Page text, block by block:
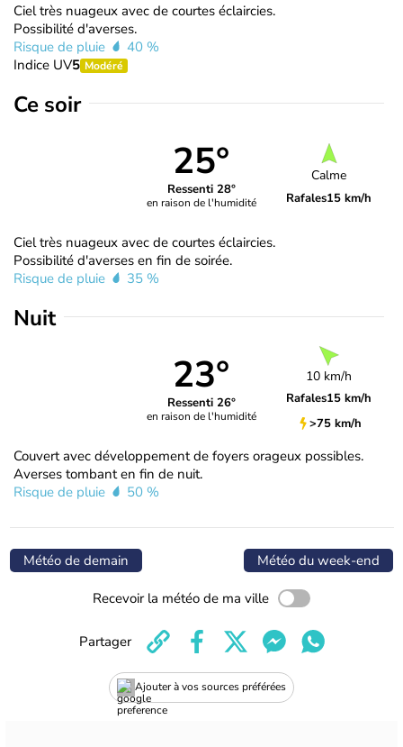
Ciel très nuageux avec de courtes éclaircies.
Possibilité d'averses.
Risque de pluie
40 %
Indice UV5 Modéré
Ce soir
25°
Ressenti 28°
en raison de l'humidité
Calme
Rafales15 km/h
Ciel très nuageux avec de courtes éclaircies.
Possibilité d'averses en fin de soirée.
Risque de pluie
35 %
Nuit
23°
Ressenti 26°
en raison de l'humidité
10 km/h
Rafales15 km/h
>75 km/h
Couvert avec développement de foyers orageux possibles.
Averses tombant en fin de nuit.
Risque de pluie
50 %
Météo de demain Météo du week-end
Recevoir la météo de ma ville
Ajouter à vos sources préférées
Partager